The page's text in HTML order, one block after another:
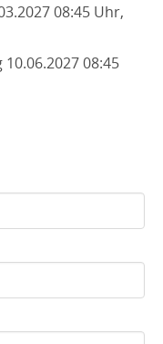
08:45 Uhr,
08:45